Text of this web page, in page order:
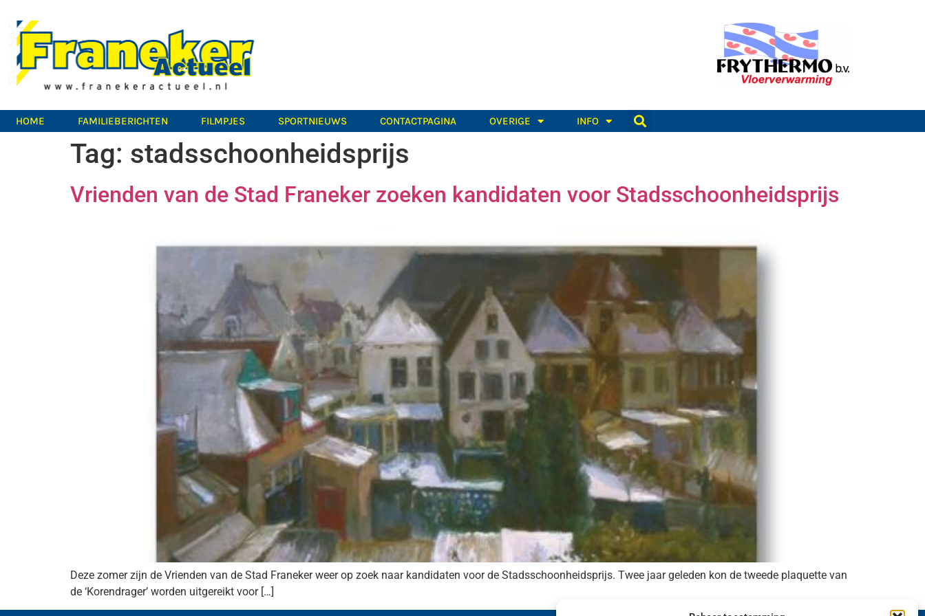
HOME FAMILIEBERICHTEN FILMPJES SPORTNIEUWS CONTACTPAGINA OVERIGE INFO
Tag: stadsschoonheidsprijs
Vrienden van de Stad Franeker zoeken kandidaten voor Stadsschoonheidsprijs
Deze zomer zijn de Vrienden van de Stad Franeker weer op zoek naar kandidaten voor de Stadsschoonheidsprijs. Twee jaar geleden kon de tweede plaquette van
de ‘Korendrager’ worden uitgereikt voor […]